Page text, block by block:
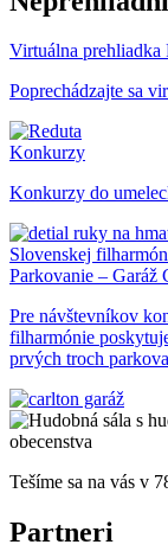
Virtuálna prehliadka
Poprechádzajte sa
Konkurzy
Konkurzy do
Parkovanie – Garáž
Pre návštevníkov
filharmónie
prvých troch
Tešíme sa na vás v
Partneri